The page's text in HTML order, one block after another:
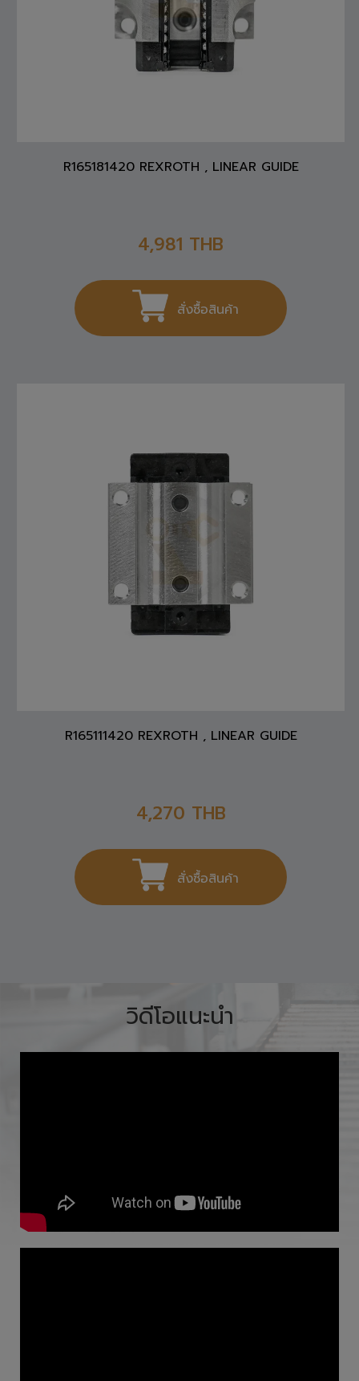
R165181420 REXROTH , LINEAR GUIDE
4,981 THB
สั่งซื้อสินค้า
R165111420 REXROTH , LINEAR GUIDE
4,270 THB
สั่งซื้อสินค้า
วิดีโอแนะนำ